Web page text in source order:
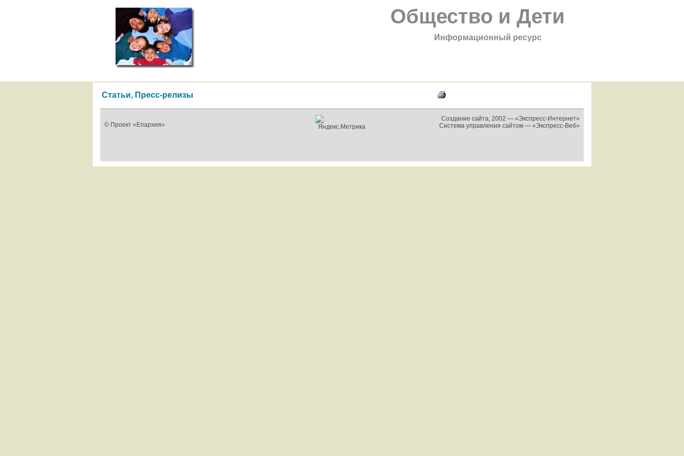
Общество и Дети
Информационный ресурс
Статьи, Пресс-релизы
© Проект «Епархия»
Создание сайта, 2002 — «Экспресс-Интернет»
Система управления сайтом — «Экспресс-Веб»